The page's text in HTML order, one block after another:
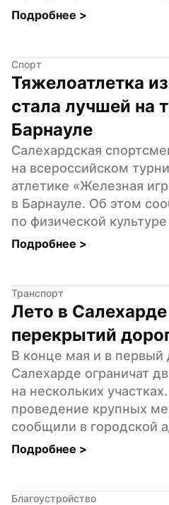
Подробнее >
Спорт
Тяжелоатлетка
стала лучшей на
Барнауле
Салехардская
на всероссийском
атлетике «Железная
в Барнауле. Об этом
по физической
Подробнее >
Транспорт
Лето в Салехарде
перекрытий
В конце мая и в первый
Салехарде ограничат
на нескольких
проведение крупных
сообщили в городской
Подробнее >
Благоустройство